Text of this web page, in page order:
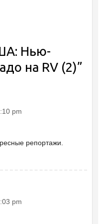
Нью-
на RV (2)”
pm
репортажи.
pm